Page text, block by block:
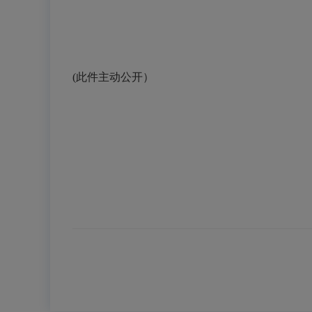
(此件主动公开）